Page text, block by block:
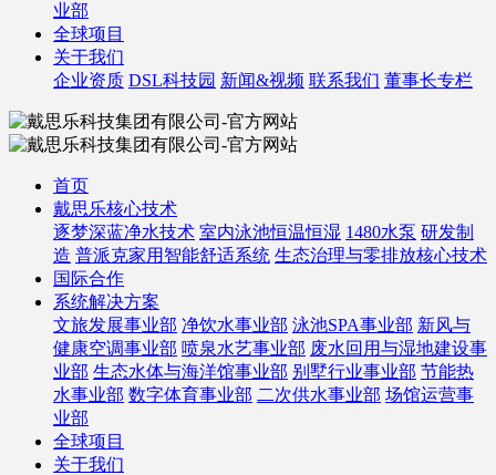
业部
全球项目
关于我们
企业资质 DSL科技园 新闻&视频 联系我们 董事长专栏
首页
戴思乐核心技术
逐梦深蓝净水技术 室内泳池恒温恒湿 1480水泵 研发制
造 普派克家用智能舒适系统 生态治理与零排放核心技术
国际合作
系统解决方案
文旅发展事业部 净饮水事业部 泳池SPA事业部 新风与
健康空调事业部 喷泉水艺事业部 废水回用与湿地建设事
业部 生态水体与海洋馆事业部 别墅行业事业部 节能热
水事业部 数字体育事业部 二次供水事业部 场馆运营事
业部
全球项目
关于我们